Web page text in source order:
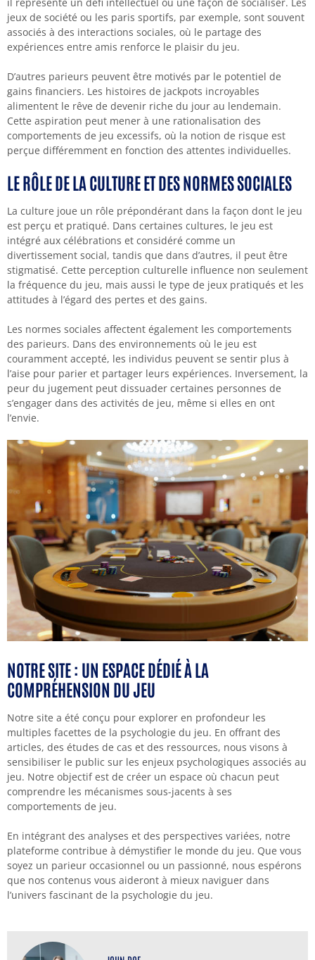
il représente un défi intellectuel ou une façon de socialiser. Les
jeux de société ou les paris sportifs, par exemple, sont souvent
associés à des interactions sociales, où le partage des
expériences entre amis renforce le plaisir du jeu.
D’autres parieurs peuvent être motivés par le potentiel de
gains financiers. Les histoires de jackpots incroyables
alimentent le rêve de devenir riche du jour au lendemain.
Cette aspiration peut mener à une rationalisation des
comportements de jeu excessifs, où la notion de risque est
perçue différemment en fonction des attentes individuelles.
LE RÔLE DE LA CULTURE ET DES NORMES SOCIALES
La culture joue un rôle prépondérant dans la façon dont le jeu
est perçu et pratiqué. Dans certaines cultures, le jeu est
intégré aux célébrations et considéré comme un
divertissement social, tandis que dans d’autres, il peut être
stigmatisé. Cette perception culturelle influence non seulement
la fréquence du jeu, mais aussi le type de jeux pratiqués et les
attitudes à l’égard des pertes et des gains.
Les normes sociales affectent également les comportements
des parieurs. Dans des environnements où le jeu est
couramment accepté, les individus peuvent se sentir plus à
l’aise pour parier et partager leurs expériences. Inversement, la
peur du jugement peut dissuader certaines personnes de
s’engager dans des activités de jeu, même si elles en ont
l’envie.
NOTRE SITE : UN ESPACE DÉDIÉ À LA
COMPRÉHENSION DU JEU
Notre site a été conçu pour explorer en profondeur les
multiples facettes de la psychologie du jeu. En offrant des
articles, des études de cas et des ressources, nous visons à
sensibiliser le public sur les enjeux psychologiques associés au
jeu. Notre objectif est de créer un espace où chacun peut
comprendre les mécanismes sous-jacents à ses
comportements de jeu.
En intégrant des analyses et des perspectives variées, notre
plateforme contribue à démystifier le monde du jeu. Que vous
soyez un parieur occasionnel ou un passionné, nous espérons
que nos contenus vous aideront à mieux naviguer dans
l’univers fascinant de la psychologie du jeu.